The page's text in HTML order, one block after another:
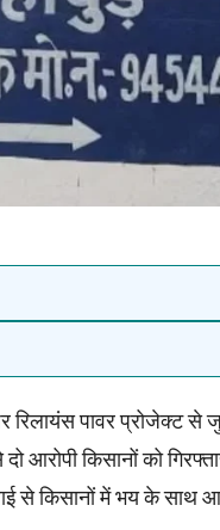
रिलायंस पावर प्रोजेक्ट से
आरोपी किसानों को
से किसानों में भय के